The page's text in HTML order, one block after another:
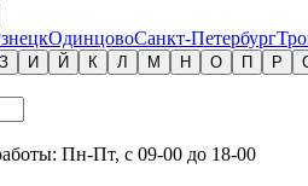
ОдинцовоСанкт-Петербург
З И Й К Л М Н О П Р
Пн-Пт, с 09-00 до 18-00